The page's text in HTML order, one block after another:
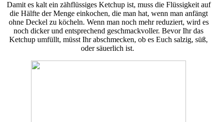
Damit es kalt ein zähflüssiges Ketchup ist, muss die Flüssigkeit auf
die Hälfte der Menge einkochen, die man hat, wenn man anfängt
ohne Deckel zu köcheln. Wenn man noch mehr reduziert, wird es
noch dicker und entsprechend geschmackvoller. Bevor Ihr das
Ketchup umfüllt, müsst Ihr abschmecken, ob es Euch salzig, süß,
oder säuerlich ist.